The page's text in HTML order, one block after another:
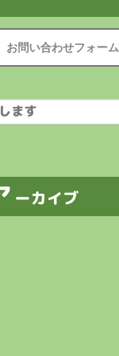
お問い合わせフォーム
ーカイブ